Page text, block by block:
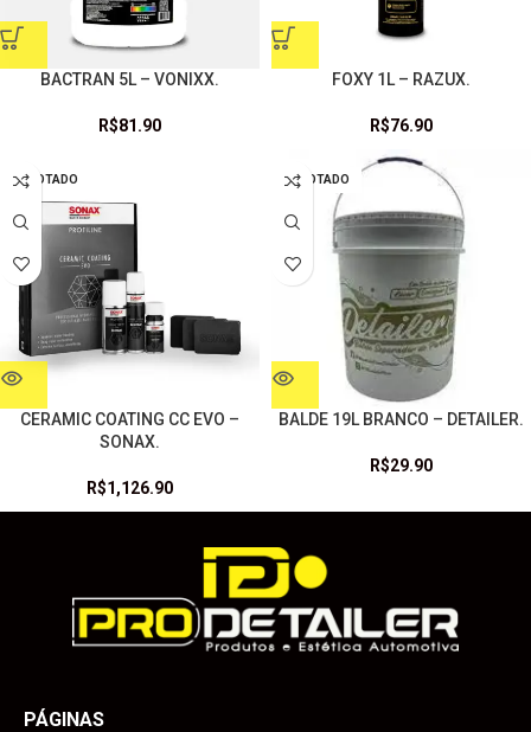
BACTRAN 5L – VONIXX.
R$81.90
FOXY 1L – RAZUX.
R$76.90
ESGOTADO
CERAMIC COATING CC EVO –
SONAX.
R$1,126.90
ESGOTADO
BALDE 19L BRANCO – DETAILER.
R$29.90
PÁGINAS